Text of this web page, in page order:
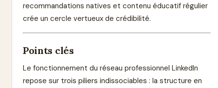
recommandations natives et contenu éducatif régulier
crée un cercle vertueux de crédibilité.
Points clés
Le fonctionnement du réseau professionnel LinkedIn
repose sur trois piliers indissociables : la structure en